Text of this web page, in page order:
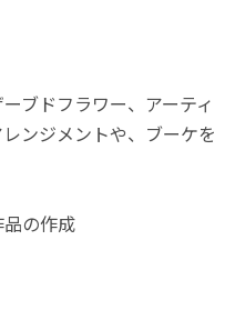
ブドフラワー、アーティ
ンジメントや、ブーケを
の作成